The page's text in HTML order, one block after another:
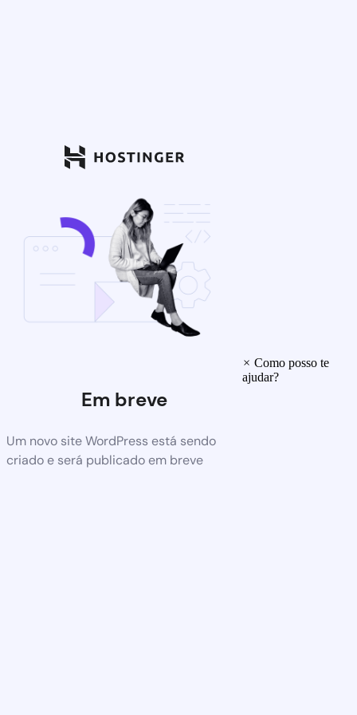
Em breve
Um novo site WordPress está sendo
criado e será publicado em breve
× Como posso te
ajudar?